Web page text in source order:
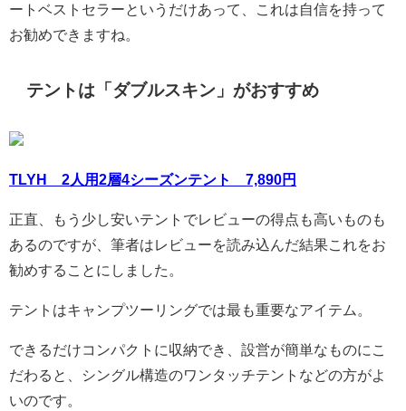
ートベストセラーというだけあって、これは自信を持って
お勧めできますね。
テントは「ダブルスキン」がおすすめ
TLYH 2人用2層4シーズンテント 7,890円
正直、もう少し安いテントでレビューの得点も高いものも
あるのですが、筆者はレビューを読み込んだ結果これをお
勧めすることにしました。
テントはキャンプツーリングでは最も重要なアイテム。
できるだけコンパクトに収納でき、設営が簡単なものにこ
だわると、シングル構造のワンタッチテントなどの方がよ
いのです。